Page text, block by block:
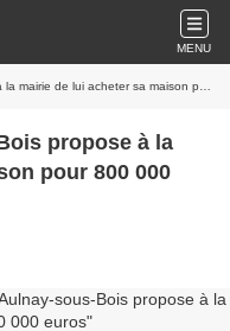
MENU
lui acheter sa maison pour 800 000 euros
propose à la
pour 800 000